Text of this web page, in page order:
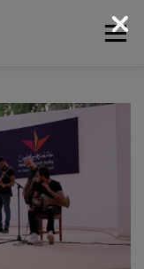
إلىالقائمة
البيئة
الاقتصاد